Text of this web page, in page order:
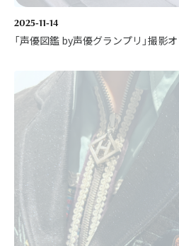
2025-11-14
「声優図鑑 by声優グランプリ」撮影